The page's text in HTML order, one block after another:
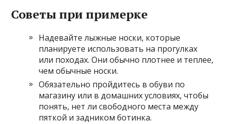
Советы при примерке
Надевайте лыжные носки, которые
планируете использовать на прогулках
или походах. Они обычно плотнее и теплее,
чем обычные носки.
Обязательно пройдитесь в обуви по
магазину или в домашних условиях, чтобы
понять, нет ли свободного места между
пяткой и задником ботинка.